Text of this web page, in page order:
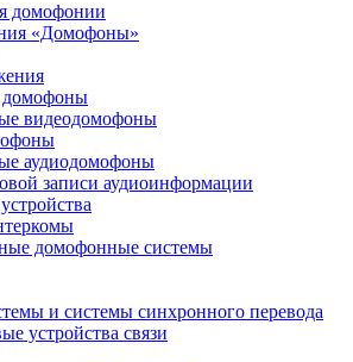
домофонии
«Домофоны»
домофоны
видеодомофоны
аудиодомофоны
записи аудиоинформации
домофонные системы
и системы синхронного перевода
устройства связи